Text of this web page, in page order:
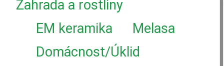
Zahrada a rostliny
EM keramika
Melasa
Domácnost/Úklid